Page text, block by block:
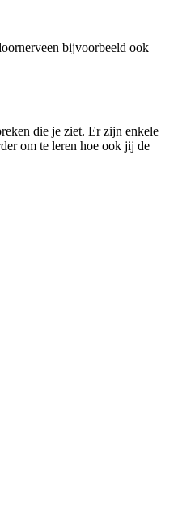
bijvoorbeeld ook
die je ziet. Er zijn enkele
om te leren hoe ook jij de